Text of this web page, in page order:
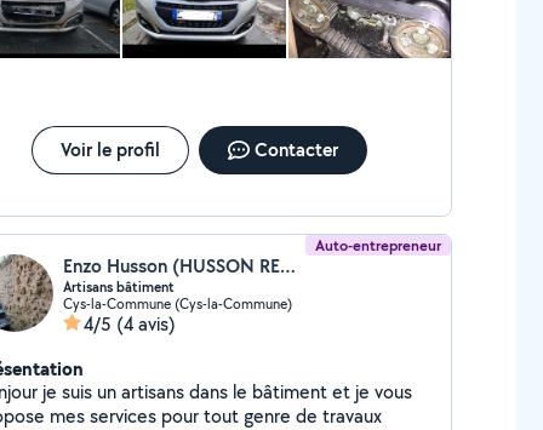
Voir le profil Contacter
Auto-entrepreneur
Enzo Husson (HUSSON RENOVATION)
Artisans bâtiment
Cys-la-Commune (Cys-la-Commune)
4/5 (4 avis)
je suis un artisans dans le bâtiment et je vous
mes services pour tout genre de travaux